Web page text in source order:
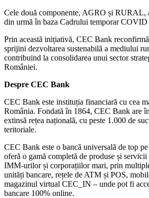
Cele două componente, AGRO și RURAL,
din urmă în baza Cadrului temporar COVID
Prin această inițiativă, CEC Bank
sprijini dezvoltarea sustenabilă a mediului
contribuind la consolidarea unui sector
României.
Despre CEC Bank
CEC Bank este instituția financiară cu cea
România. Fondată în 1864, CEC Bank are
extinsă rețea națională, cu peste 1.000 de
teritoriale.
CEC Bank este o bancă universală de top
oferă o gamă completă de produse și
IMM-urilor și corporațiilor mari, prin
unități bancare, rețele de ATM și POS,
magazinul virtual CEC_IN – unde pot fi
bancare 100% online.